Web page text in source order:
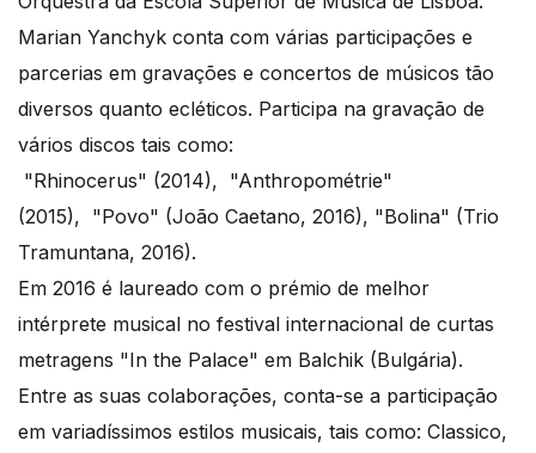
Marian Yanchyk conta com várias participações e
parcerias em gravações e concertos de músicos tão
diversos quanto ecléticos. Participa na gravação de
vários discos tais como:
"Rhinocerus" (​2014), "Anthropométrie"
(2015), "Povo" (João Caetano, 2016), "Bolina"​ (Trio
Tramuntana, 2016).
Em 2016 é laureado com o prémio de melhor
intérprete musical no festival internacional de curtas
metragens "In the Palace" em Balchik (Bulgária).​
Entre as suas colaborações, conta-se a participação
em variadíssimos estilos musicais, tais como:​ Classico,